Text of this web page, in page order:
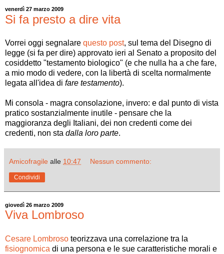
venerdì 27 marzo 2009
Si fa presto a dire vita
Vorrei oggi segnalare questo post, sul tema del Disegno di
legge (si fa per dire) approvato ieri al Senato a proposito del
cosiddetto "testamento biologico" (e che nulla ha a che fare,
a mio modo di vedere, con la libertà di scelta normalmente
legata all'idea di fare testamento).
Mi consola - magra consolazione, invero: e dal punto di vista
pratico sostanzialmente inutile - pensare che la
maggioranza degli Italiani, dei non credenti come dei
credenti, non sta dalla loro parte.
Amicofragile alle 10:47 Nessun commento:
Condividi
giovedì 26 marzo 2009
Viva Lombroso
Cesare Lombroso teorizzava una correlazione tra la
fisiognomica di una persona e le sue caratteristiche morali e